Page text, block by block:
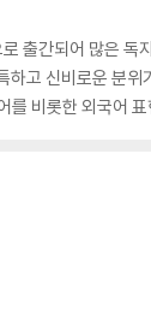
출간되어 많은
고 신비로운 분
비롯한 외국어